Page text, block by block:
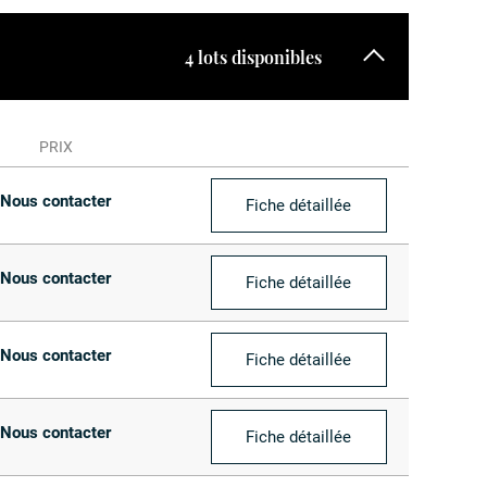
4 lots disponibles
PRIX
Nous contacter Fiche détaillée
Nous contacter Fiche détaillée
Nous contacter Fiche détaillée
Nous contacter Fiche détaillée